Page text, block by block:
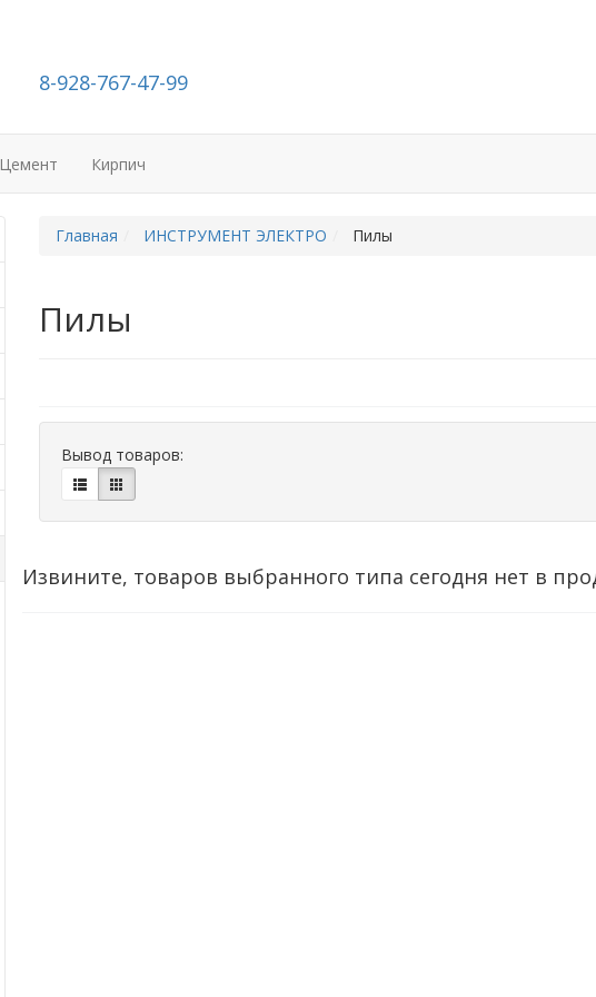
8-928-767-47-99
Цемент Кирпич
Главная ИНСТРУМЕНТ ЭЛЕКТРО Пилы
Пилы
Вывод товаров:
Извините, товаров выбранного типа сегодня нет в